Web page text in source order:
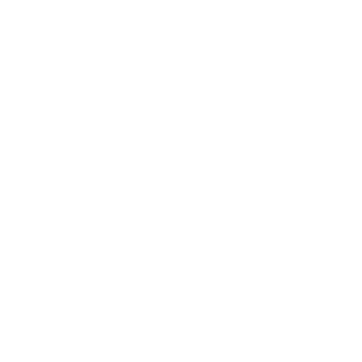
här vill vi
och enar
viktig,